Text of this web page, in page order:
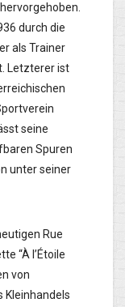
durch die
als Trainer
Letzterer ist
seine
Spuren
unter seiner
Rue
“À l’Étoile
von
Kleinhandels